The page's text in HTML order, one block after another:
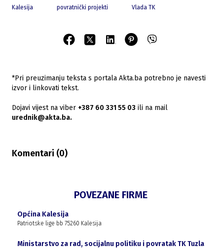
Kalesija povratnički projekti Vlada TK
*Pri preuzimanju teksta s portala Akta.ba potrebno je navesti
izvor i linkovati tekst.
Dojavi vijest na viber +387 60 331 55 03 ili na mail
urednik@akta.ba.
Komentari (0)
POVEZANE FIRME
Općina Kalesija
Patriotske lige bb 75260 Kalesija
Ministarstvo za rad, socijalnu politiku i povratak TK Tuzla